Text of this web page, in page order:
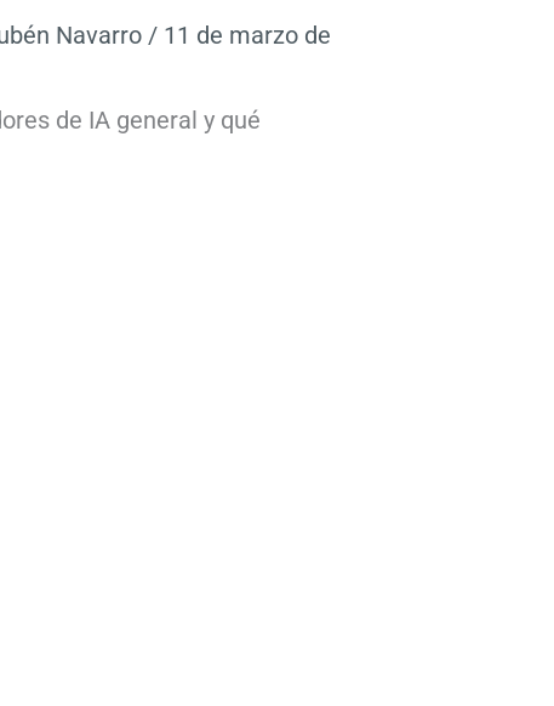
Navarro / 11 de marzo de
de IA general y qué